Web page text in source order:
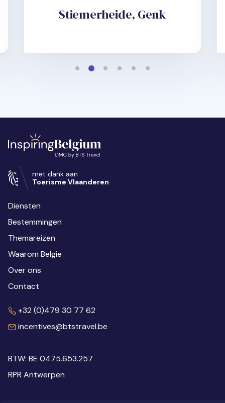
Terhills hotel,
met dank aan
Toerisme Vlaanderen
Diensten
Bestemmingen
Themareizen
Waarom België
Over ons
Contact
+32 (0)479 30 77 62
incentives@btstravel.be
BTW: BE 0475.653.257
RPR Antwerpen